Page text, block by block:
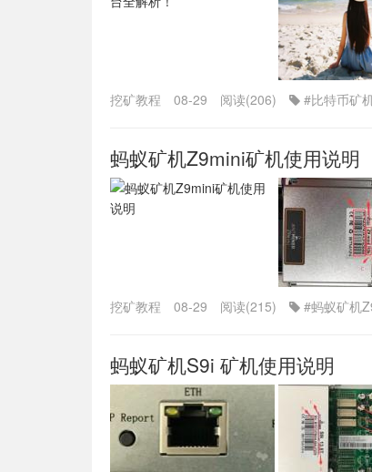
挖矿教程 08-29 阅读(206) #比特币矿
蚂蚁矿机Z9mini矿机使用说明
挖矿教程 08-29 阅读(215) #蚂蚁矿机
蚂蚁矿机S9i 矿机使用说明